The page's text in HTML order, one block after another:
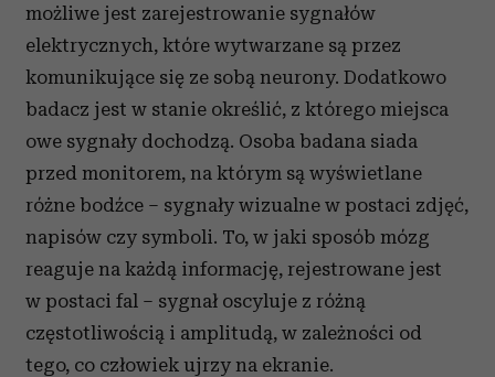
możliwe jest zarejestrowanie sygnałów
elektrycznych, które wytwarzane są przez
komunikujące się ze sobą neurony. Dodatkowo
badacz jest w stanie określić, z którego miejsca
owe sygnały dochodzą. Osoba badana siada
przed monitorem, na którym są wyświetlane
różne bodźce – sygnały wizualne w postaci zdjęć,
napisów czy symboli. To, w jaki sposób mózg
reaguje na każdą informację, rejestrowane jest
w postaci fal – sygnał oscyluje z różną
częstotliwością i amplitudą, w zależności od
tego, co człowiek ujrzy na ekranie.